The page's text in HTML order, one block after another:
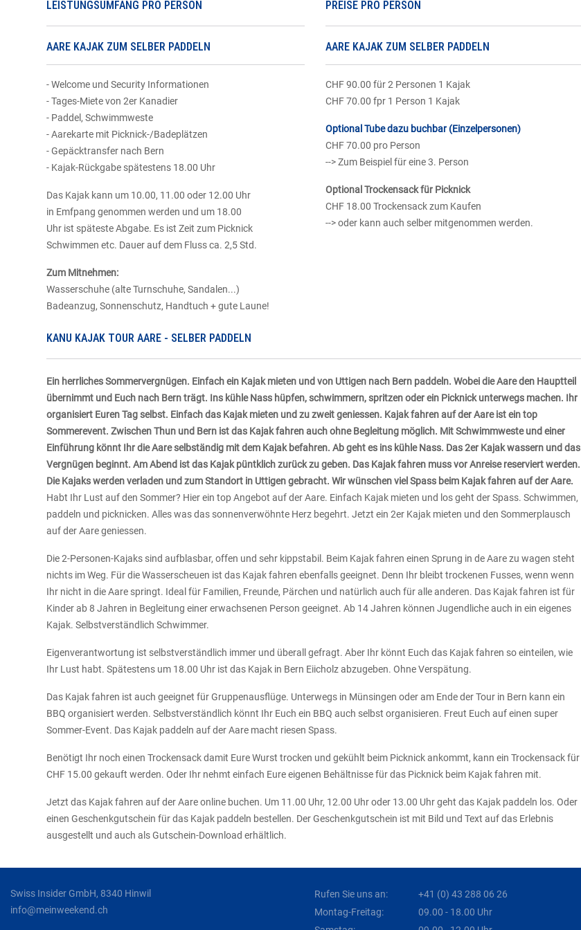
LEISTUNGSUMFANG PRO PERSON
AARE KAJAK ZUM SELBER PADDELN
- Welcome und Security Informationen
- Tages-Miete von 2er Kanadier
- Paddel, Schwimmweste
- Aarekarte mit Picknick-/Badeplätzen
- Gepäcktransfer nach Bern
- Kajak-Rückgabe spätestens 18.00 Uhr
Das Kajak kann um 10.00, 11.00 oder 12.00 Uhr
in Emfpang genommen werden und um 18.00
Uhr ist späteste Abgabe. Es ist Zeit zum Picknick
Schwimmen etc. Dauer auf dem Fluss ca. 2,5 Std.
Zum Mitnehmen:
Wasserschuhe (alte Turnschuhe, Sandalen...)
Badeanzug, Sonnenschutz, Handtuch + gute Laune!
PREISE PRO PERSON
AARE KAJAK ZUM SELBER PADDELN
CHF 90.00 für 2 Personen 1 Kajak
CHF 70.00 fpr 1 Person 1 Kajak
Optional Tube dazu buchbar (Einzelpersonen)
CHF 70.00 pro Person
--> Zum Beispiel für eine 3. Person
Optional Trockensack für Picknick
CHF 18.00 Trockensack zum Kaufen
--> oder kann auch selber mitgenommen werden.
KANU KAJAK TOUR AARE - SELBER PADDELN
Ein herrliches Sommervergnügen. Einfach ein Kajak mieten und von Uttigen nach Bern paddeln. Wobei die Aare den Hauptteil
übernimmt und Euch nach Bern trägt. Ins kühle Nass hüpfen, schwimmern, spritzen oder ein Picknick unterwegs machen. Ihr
organisiert Euren Tag selbst. Einfach das Kajak mieten und zu zweit geniessen. Kajak fahren auf der Aare ist ein top
Sommerevent. Zwischen Thun und Bern ist das Kajak fahren auch ohne Begleitung möglich. Mit Schwimmweste und einer
Einführung könnt Ihr die Aare selbständig mit dem Kajak befahren. Ab geht es ins kühle Nass. Das 2er Kajak wassern und das
Vergnügen beginnt. Am Abend ist das Kajak püntklich zurück zu geben. Das Kajak fahren muss vor Anreise reserviert werden.
Die Kajaks werden verladen und zum Standort in Uttigen gebracht. Wir wünschen viel Spass beim Kajak fahren auf der Aare.
Habt Ihr Lust auf den Sommer? Hier ein top Angebot auf der Aare. Einfach Kajak mieten und los geht der Spass. Schwimmen,
paddeln und picknicken. Alles was das sonnenverwöhnte Herz begehrt. Jetzt ein 2er Kajak mieten und den Sommerplausch
auf der Aare geniessen.
Die 2-Personen-Kajaks sind aufblasbar, offen und sehr kippstabil. Beim Kajak fahren einen Sprung in de Aare zu wagen steht
nichts im Weg. Für die Wasserscheuen ist das Kajak fahren ebenfalls geeignet. Denn Ihr bleibt trockenen Fusses, wenn wenn
Ihr nicht in die Aare springt. Ideal für Familien, Freunde, Pärchen und natürlich auch für alle anderen. Das Kajak fahren ist für
Kinder ab 8 Jahren in Begleitung einer erwachsenen Person geeignet. Ab 14 Jahren können Jugendliche auch in ein eigenes
Kajak. Selbstverständlich Schwimmer.
Eigenverantwortung ist selbstverständlich immer und überall gefragt. Aber Ihr könnt Euch das Kajak fahren so einteilen, wie
Ihr Lust habt. Spätestens um 18.00 Uhr ist das Kajak in Bern Eiicholz abzugeben. Ohne Verspätung.
Das Kajak fahren ist auch geeignet für Gruppenausflüge. Unterwegs in Münsingen oder am Ende der Tour in Bern kann ein
BBQ organisiert werden. Selbstverständlich könnt Ihr Euch ein BBQ auch selbst organisieren. Freut Euch auf einen super
Sommer-Event. Das Kajak paddeln auf der Aare macht riesen Spass.
Benötigt Ihr noch einen Trockensack damit Eure Wurst trocken und gekühlt beim Picknick ankommt, kann ein Trockensack für
CHF 15.00 gekauft werden. Oder Ihr nehmt einfach Eure eigenen Behältnisse für das Picknick beim Kajak fahren mit.
Jetzt das Kajak fahren auf der Aare online buchen. Um 11.00 Uhr, 12.00 Uhr oder 13.00 Uhr geht das Kajak paddeln los. Oder
einen Geschenkgutschein für das Kajak paddeln bestellen. Der Geschenkgutschein ist mit Bild und Text auf das Erlebnis
ausgestellt und auch als Gutschein-Download erhältlich.
Swiss Insider GmbH, 8340 Hinwil
info@meinweekend.ch
Rufen Sie uns an:
+41 (0) 43 288 06 26
Montag-Freitag:
09.00 - 18.00 Uhr